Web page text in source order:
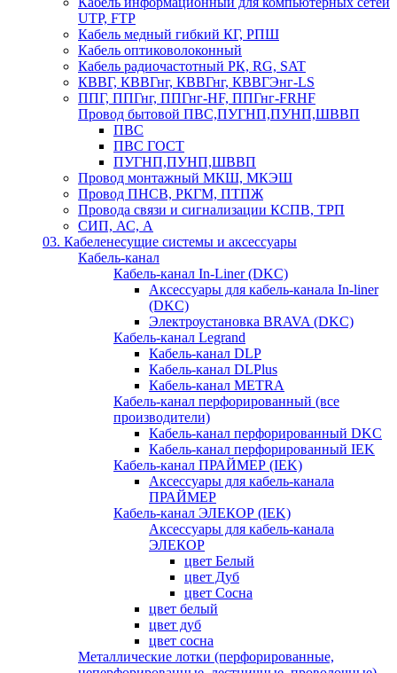
UTP, FTP
Кабель медный гибкий КГ, РПШ
Кабель оптиковолоконный
Кабель радиочастотный РК, RG, SAT
КВВГ, КВВГнг, КВВГнг, КВВГЭнг-LS
ППГ, ППГнг, ППГнг-HF, ППГнг-FRHF
Провод бытовой ПВС,ПУГНП,ПУНП,ШВВП
ПВС
ПВС ГОСТ
ПУГНП,ПУНП,ШВВП
Провод монтажный МКШ, МКЭШ
Провод ПНСВ, РКГМ, ПТПЖ
Провода связи и сигнализации КСПВ, ТРП
СИП, АС, А
03. Кабеленесущие системы и аксессуары
Кабель-канал
Кабель-канал In-Liner (DKC)
Аксессуары для кабель-канала In-liner
(DKC)
Электроустановка BRAVA (DKC)
Кабель-канал Legrand
Кабель-канал DLP
Кабель-канал DLPlus
Кабель-канал METRA
Кабель-канал перфорированный (все
производители)
Кабель-канал перфорированный DKC
Кабель-канал перфорированный IEK
Кабель-канал ПРАЙМЕР (IEK)
Аксессуары для кабель-канала
ПРАЙМЕР
Кабель-канал ЭЛЕКОР (IEK)
Аксессуары для кабель-канала
ЭЛЕКОР
цвет Белый
цвет Дуб
цвет Сосна
цвет белый
цвет дуб
цвет сосна
Металлические лотки (перфорированные,